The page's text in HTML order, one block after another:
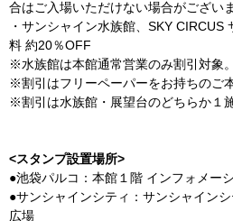
合はご入場いただけない場合がございま
・サンシャイン水族館、SKY
料 約20％OFF
※水族館は本館通常営業のみ割引対象。
※割引はフリーペーパーをお持ちのご
※割引は水族館・展望台のどちらか１
<スタンプ設置場所>
●池袋パルコ：本館１階 インフォメー
●サンシャインシティ：サンシャイン
広場